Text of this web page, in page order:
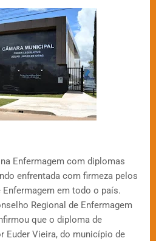
Enfermagem com diplomas
enfrentada com firmeza pelos
em todo o país.
Regional de Enfermagem
que o diploma de
Euder Vieira, do município de